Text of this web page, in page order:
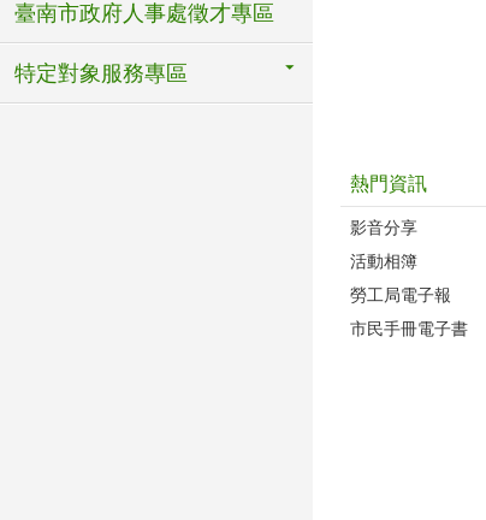
臺南市政府人事處徵才專區
特定對象服務專區
熱門資訊
影音分享
活動相簿
勞工局電子報
市民手冊電子書